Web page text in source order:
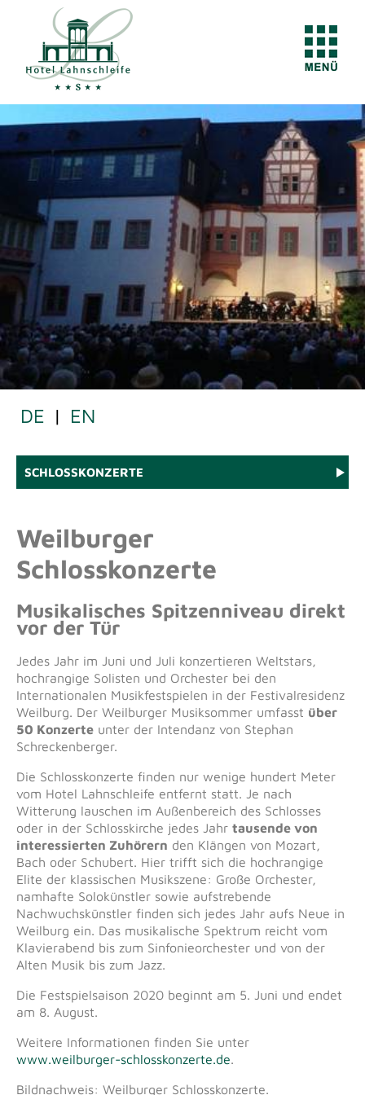
DE | EN
SCHLOSSKONZERTE
Weilburger
Schlosskonzerte
Musikalisches Spitzenniveau direkt
vor der Tür
Jedes Jahr im Juni und Juli konzertieren Weltstars,
hochrangige Solisten und Orchester bei den
Internationalen Musikfestspielen in der Festivalresidenz
Weilburg. Der Weilburger Musiksommer umfasst über
50 Konzerte unter der Intendanz von Stephan
Schreckenberger.
Die Schlosskonzerte finden nur wenige hundert Meter
vom Hotel Lahnschleife entfernt statt. Je nach
Witterung lauschen im Außenbereich des Schlosses
oder in der Schlosskirche jedes Jahr tausende von
interessierten Zuhörern den Klängen von Mozart,
Bach oder Schubert. Hier trifft sich die hochrangige
Elite der klassischen Musikszene: Große Orchester,
namhafte Solokünstler sowie aufstrebende
Nachwuchskünstler finden sich jedes Jahr aufs Neue in
Weilburg ein. Das musikalische Spektrum reicht vom
Klavierabend bis zum Sinfonieorchester und von der
Alten Musik bis zum Jazz.
Die Festspielsaison 2020 beginnt am 5. Juni und endet
am 8. August.
Weitere Informationen finden Sie unter
www.weilburger-schlosskonzerte.de.
Bildnachweis: Weilburger Schlosskonzerte.